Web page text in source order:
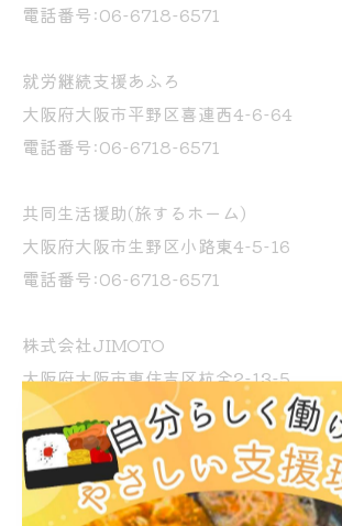
電話番号:06-6718-6571
就労継続支援あふろ
大阪府大阪市平野区喜連西4-6-64
電話番号:06-6718-6571
共同生活援助(旅するホーム)
大阪府大阪市生野区小路東4-5-16
電話番号:06-6718-6571
株式会社JIMOTO
大阪府大阪市東住吉区杭全2-13-5
電話番号:06-6718-6571
訪問看護ステーションわくわく
大阪府大阪市平野区喜連西4-6-64-301